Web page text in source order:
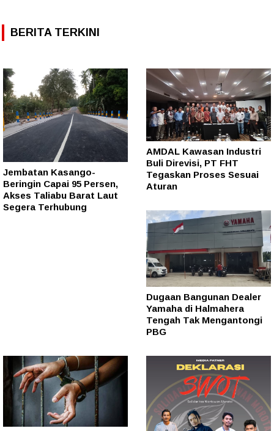
BERITA TERKINI
Jembatan Kasango-
Beringin Capai 95 Persen,
Akses Taliabu Barat Laut
Segera Terhubung
AMDAL Kawasan Industri
Buli Direvisi, PT FHT
Tegaskan Proses Sesuai
Aturan
Dugaan Bangunan Dealer
Yamaha di Halmahera
Tengah Tak Mengantongi
PBG